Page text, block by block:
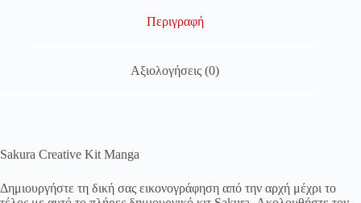
Περιγραφή
Αξιολογήσεις (0)
Sakura Creative Kit Manga
Δημιουργήστε τη δική σας εικονογράφηση από την αρχή μέχρι το